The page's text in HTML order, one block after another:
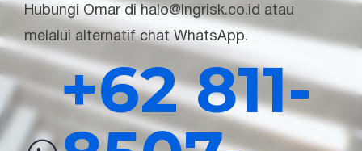
Hubungi Omar di halo@lngrisk.co.id atau
melalui alternatif chat WhatsApp.
+62 811-